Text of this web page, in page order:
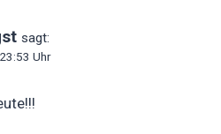
sagt:
Uhr